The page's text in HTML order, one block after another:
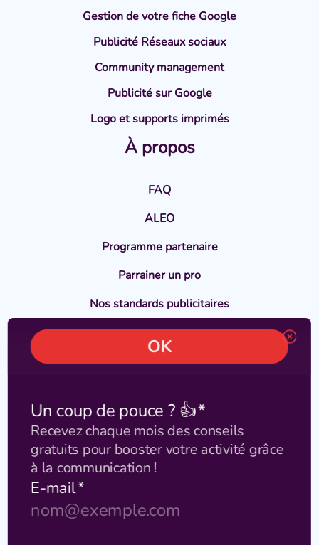
Gestion de votre fiche Google
Publicité Réseaux sociaux
Community management
Publicité sur Google
Logo et supports imprimés
À propos
FAQ
ALEO
Programme partenaire
Parrainer un pro
Nos standards publicitaires
En savoir plus
Blog
Nous suivre :